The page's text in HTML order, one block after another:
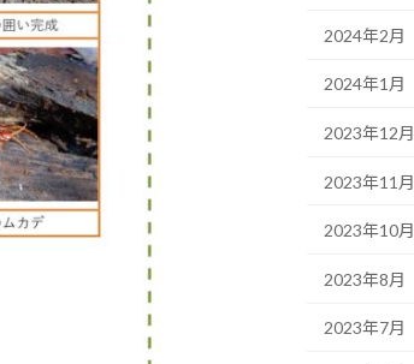
2024年2月
2024年1月
2023年12月
2023年11月
2023年10月
2023年8月
2023年7月